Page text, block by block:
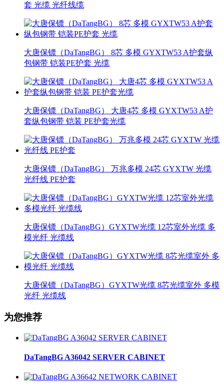
套 光缆 光纤线缆
大唐保镖（DaTangBG） 8芯 多模 GYXTW53 A护套纵
包钢带 铠装PE护套 光缆
大唐保镖（DaTangBG） 大唐4芯 多模 GYXTW53 A护
套纵包钢带 铠装 PE护套光缆
大唐保镖（DaTangBG） 万兆多模 24芯 GYXTW 光缆
光纤线 PE护套
大唐保镖（DaTangBG）GYXTW光缆 12芯室外光缆 多
模光纤 光缆线
大唐保镖（DaTangBG）GYXTW光缆 8芯光缆室外 多模
光纤 光缆线
为您推荐
DaTangBG A36042 SERVER CABINET